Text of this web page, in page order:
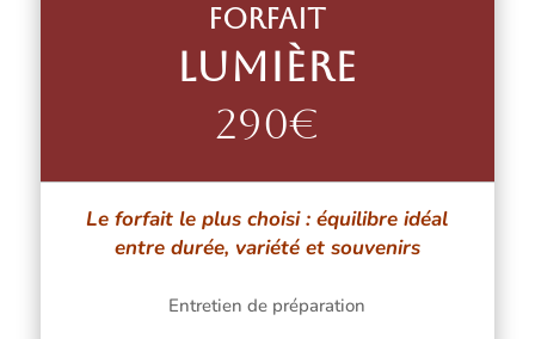
Forfait
Lumière
290€
Le forfait le plus choisi : équilibre idéal
entre durée, variété et souvenirs
Entretien de préparation